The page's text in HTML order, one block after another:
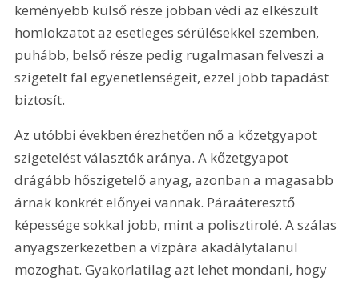
keményebb külső része jobban védi az elkészült
homlokzatot az esetleges sérülésekkel szemben,
puhább, belső része pedig rugalmasan felveszi a
szigetelt fal egyenetlenségeit, ezzel jobb tapadást
biztosít.
Az utóbbi években érezhetően nő a kőzetgyapot
szigetelést választók aránya. A kőzetgyapot
drágább hőszigetelő anyag, azonban a magasabb
árnak konkrét előnyei vannak. Páraáteresztő
képessége sokkal jobb, mint a polisztirolé. A szálas
anyagszerkezetben a vízpára akadálytalanul
mozoghat. Gyakorlatilag azt lehet mondani, hogy